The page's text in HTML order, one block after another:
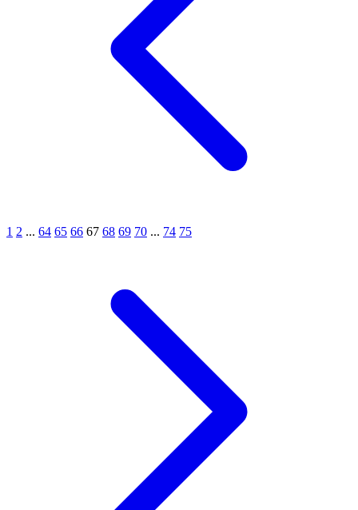
1 2 ... 64 65 66 67 68 69 70 ... 74 75